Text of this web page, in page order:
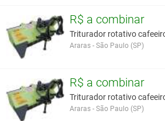
R$ a combinar
Triturador rotativo
Araras - São Paulo (SP)
R$ a combinar
Triturador rotativo
Araras - São Paulo (SP)